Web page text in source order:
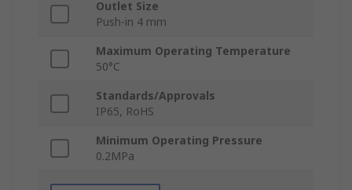
Outlet Size
Push-in 4 mm
Maximum Operating Temperature
50°C
Standards/Approvals
IP65, RoHS
Minimum Operating Pressure
0.2MPa